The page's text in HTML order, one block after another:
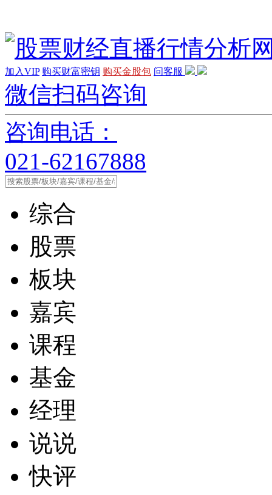
加入VIP 购买财富密钥 购买金股包 问客服
微信扫码咨询
咨询电话：
021-62167888
综合
股票
板块
嘉宾
课程
基金
经理
说说
快评